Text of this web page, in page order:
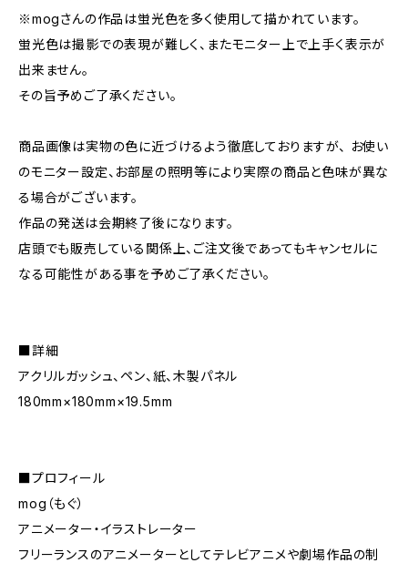
※mogさんの作品は蛍光色を多く使用して描かれています。
蛍光色は撮影での表現が難しく、またモニター上で上手く表示が
出来ません。
その旨予めご了承ください。
商品画像は実物の色に近づけるよう徹底しておりますが、 お使い
のモニター設定、お部屋の照明等により実際の商品と色味が異な
る場合がございます。
作品の発送は会期終了後になります。
店頭でも販売している関係上、ご注文後であってもキャンセルに
なる可能性がある事を予めご了承ください。
■詳細
アクリルガッシュ、ペン、紙、木製パネル
180mm×180mm×19.5mm
■プロフィール
mog（もぐ）
アニメーター・イラストレーター
フリーランスのアニメーターとしてテレビアニメや劇場作品の制